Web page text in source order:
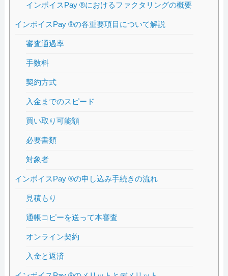
インボイスPay ®におけるファクタリングの概要
インボイスPay ®の各重要項目について解説
審査通過率
手数料
契約方式
入金までのスピード
買い取り可能額
必要書類
対象者
インボイスPay ®の申し込み手続きの流れ
見積もり
通帳コピーを送って本審査
オンライン契約
入金と返済